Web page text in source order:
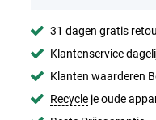
31 dagen gratis
Klantenservice
Klanten waarderen
Recycleje oude